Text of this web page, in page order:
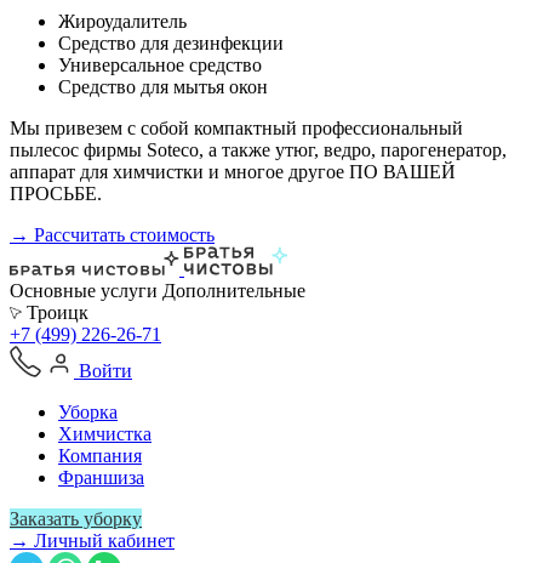
Жироудалитель
Средство для дезинфекции
Универсальное средство
Средство для мытья окон
Мы привезем с собой компактный профессиональный
пылесос фирмы Soteco, а также утюг, ведро, парогенератор,
аппарат для химчистки и многое другое ПО ВАШЕЙ
ПРОСЬБЕ.
→ Рассчитать стоимость
Основные услуги Дополнительные
Троицк
+7 (499) 226-26-71
Войти
Уборка
Химчистка
Компания
Франшиза
Заказать уборку
→ Личный кабинет